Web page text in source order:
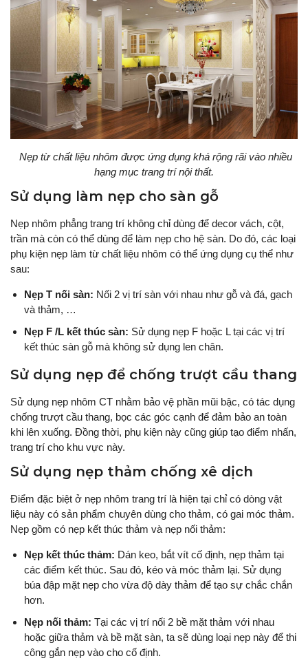
Nẹp từ chất liệu nhôm được ứng dụng khá rộng rãi vào nhiều
hạng mục trang trí nội thất.
Sử dụng làm nẹp cho sàn gỗ
Nẹp nhôm phẳng trang trí không chỉ dùng để decor vách, cột,
trần mà còn có thể dùng để làm nẹp cho hệ sàn. Do đó, các loại
phụ kiện nẹp làm từ chất liệu nhôm có thể ứng dụng cụ thể như
sau:
Nẹp T nối sàn: Nối 2 vị trí sàn với nhau như gỗ và đá, gạch
và thảm, …
Nẹp F /L kết thúc sàn: Sử dụng nẹp F hoặc L tại các vị trí
kết thúc sàn gỗ mà không sử dụng len chân.
Sử dụng nẹp để chống trượt cầu thang
Sử dụng nẹp nhôm CT nhằm bảo vệ phần mũi bậc, có tác dụng
chống trượt cầu thang, bọc các góc cạnh để đảm bảo an toàn
khi lên xuống. Đồng thời, phụ kiện này cũng giúp tạo điểm nhấn,
trang trí cho khu vực này.
Sử dụng nẹp thảm chống xê dịch
Điểm đặc biệt ở nẹp nhôm trang trí là hiện tại chỉ có dòng vật
liệu này có sản phẩm chuyên dùng cho thảm, có gai móc thảm.
Nẹp gồm có nẹp kết thúc thảm và nẹp nối thảm:
Nẹp kết thúc thảm: Dán keo, bắt vít cố định, nẹp thảm tại
các điểm kết thúc. Sau đó, kéo và móc thảm lại. Sử dụng
búa đập mặt nẹp cho vừa độ dày thảm để tạo sự chắc chắn
hơn.
Nẹp nối thảm: Tại các vị trí nối 2 bề mặt thảm với nhau
hoặc giữa thảm và bề mặt sàn, ta sẽ dùng loại nẹp này để thi
công gắn nẹp vào cho cố định.